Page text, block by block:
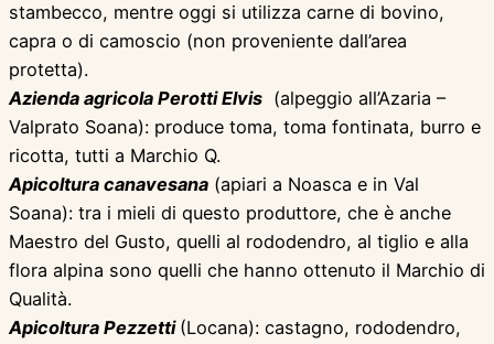
stambecco, mentre oggi si utilizza carne di bovino,
capra o di camoscio (non proveniente dall’area
protetta).
Azienda agricola Perotti Elvis (alpeggio all’Azaria –
Valprato Soana): produce toma, toma fontinata, burro e
ricotta, tutti a Marchio Q.
Apicoltura canavesana (apiari a Noasca e in Val
Soana): tra i mieli di questo produttore, che è anche
Maestro del Gusto, quelli al rododendro, al tiglio e alla
flora alpina sono quelli che hanno ottenuto il Marchio di
Qualità.
Apicoltura Pezzetti (Locana): castagno, rododendro,